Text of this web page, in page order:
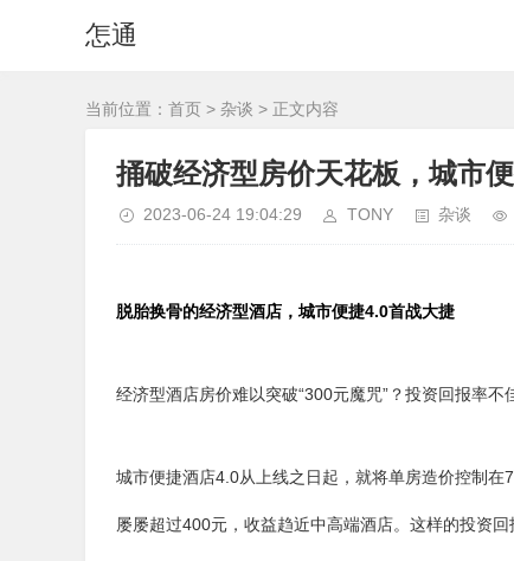
怎通
当前位置： 首页 > 杂谈 > 正文内容
捅破经济型房价天花板，城市
2023-06-24 19:04:29 TONY 杂谈
脱胎换骨的经济型酒店，城市便捷4.0首战大捷
经济型酒店房价难以突破“300元魔咒”？投资回报率不
城市便捷酒店4.0从上线之日起，就将单房造价控制
屡屡超过400元，收益趋近中高端酒店。 这样的投资回